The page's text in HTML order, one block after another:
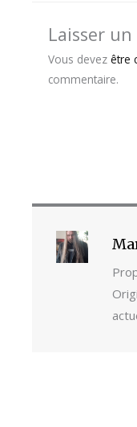
Laisser
Vous devez être
commentaire.